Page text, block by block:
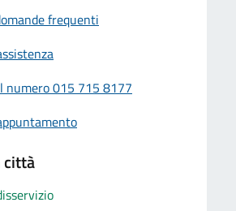
frequenti
numero 015 715 8177
città